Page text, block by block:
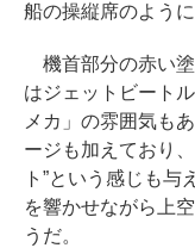
船の操縦席のように
機首部分の赤い
はジェットビート
メカ」の雰囲気も
ージも加えており
ト”という感じも
を響かせながら上
うだ。